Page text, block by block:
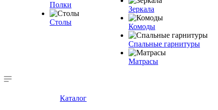
Полки
Столы
Зеркала
Комоды
Спальные гарнитуры
Матрасы
Каталог